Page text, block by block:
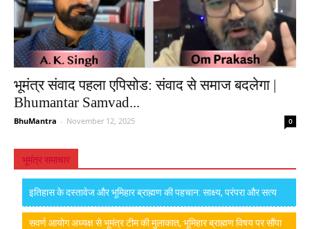
भूमंत्र संवाद पहला एपिसोड: संवाद से समाज बदलेगा |
Bhumantar Samvad...
BhuMantra - November 12, 2025 0
भूमंत्र समाचार
इतिहास के दस्तावेज और भूमिहार ब्राह्मण की पहचान: साक्ष्य, परंपरा और सत्य
सवर्ण आयोग अध्यक्ष से भूमंत्र टीम की मुलाकात, भूमिहार ब्राह्मण विषय पर सौंपा